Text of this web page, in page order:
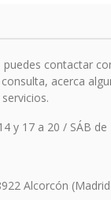
puedes contactar
acerca
y 17 a 20 / SÁB de
Alcorcón